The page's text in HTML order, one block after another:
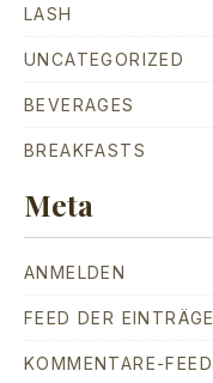
LASH
UNCATEGORIZED
BEVERAGES
BREAKFASTS
Meta
ANMELDEN
FEED DER EINTRÄGE
KOMMENTARE-FEED